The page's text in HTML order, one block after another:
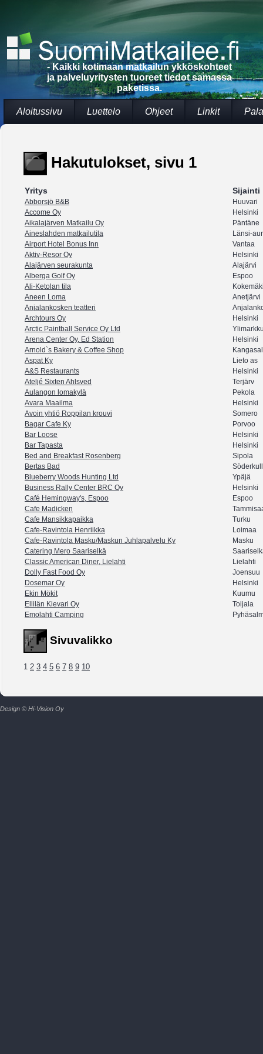
- Kaikki kotimaan matkailun ykköskohteet
ja palveluyritysten tuoreet tiedot samassa
paketissa.
Aloitussivu Luettelo Ohjeet Linkit
Hakutulokset, sivu 1
Yritys Sijainti
Abborsjö B&B
Huuvari
Accome Oy
Helsinki
Aikalajärven Matkailu Oy
Päntäne
Aineslahden matkailutila
Länsi-
Airport Hotel Bonus Inn
Vantaa
Aktiv-Resor Oy
Helsinki
Alajärven seurakunta
Alajärvi
Alberga Golf Oy
Espoo
Ali-Ketolan tila
Aneen Loma
Anetjärvi
Anjalankosken teatteri
Archtours Oy
Helsinki
Arctic Paintball Service Oy Ltd
Arena Center Oy, Ed Station
Helsinki
Arnold`s Bakery & Coffee Shop
Aspat Ky
Lieto as
A&S Restaurants
Helsinki
Ateljé Sixten Ahlsved
Terjärv
Aulangon lomakylä
Pekola
Avara Maailma
Helsinki
Avoin yhtiö Roppilan krouvi
Somero
Bagar Cafe Ky
Porvoo
Bar Loose
Helsinki
Bar Tapasta
Helsinki
Bed and Breakfast Rosenberg
Sipola
Bertas Bad
Blueberry Woods Hunting Ltd
Ypäjä
Business Rally Center BRC Oy
Helsinki
Café Hemingway's, Espoo
Espoo
Cafe Madicken
Cafe Mansikkapaikka
Turku
Cafe-Ravintola Henriikka
Loimaa
Cafe-Ravintola Masku/Maskun Juhlapalvelu Ky
Masku
Catering Mero Saariselkä
Classic American Diner, Lielahti
Lielahti
Dolly Fast Food Oy
Joensuu
Dosemar Oy
Helsinki
Ekin Mökit
Kuumu
Ellilän Kievari Oy
Toijala
Emolahti Camping
Sivuvalikko
1 2 3 4 5 6 7 8 9 10
Design © Hi-Vision Oy